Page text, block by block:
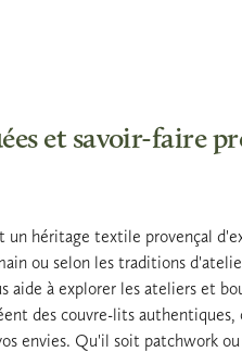
et savoir-faire
héritage textile provençal
ou selon les traditions
à explorer les ateliers et
des couvre-lits
envies. Qu'il soit patchwork